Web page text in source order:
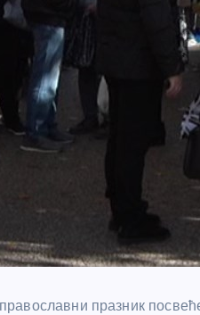
празник